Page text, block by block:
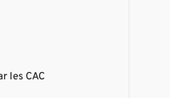
les CAC